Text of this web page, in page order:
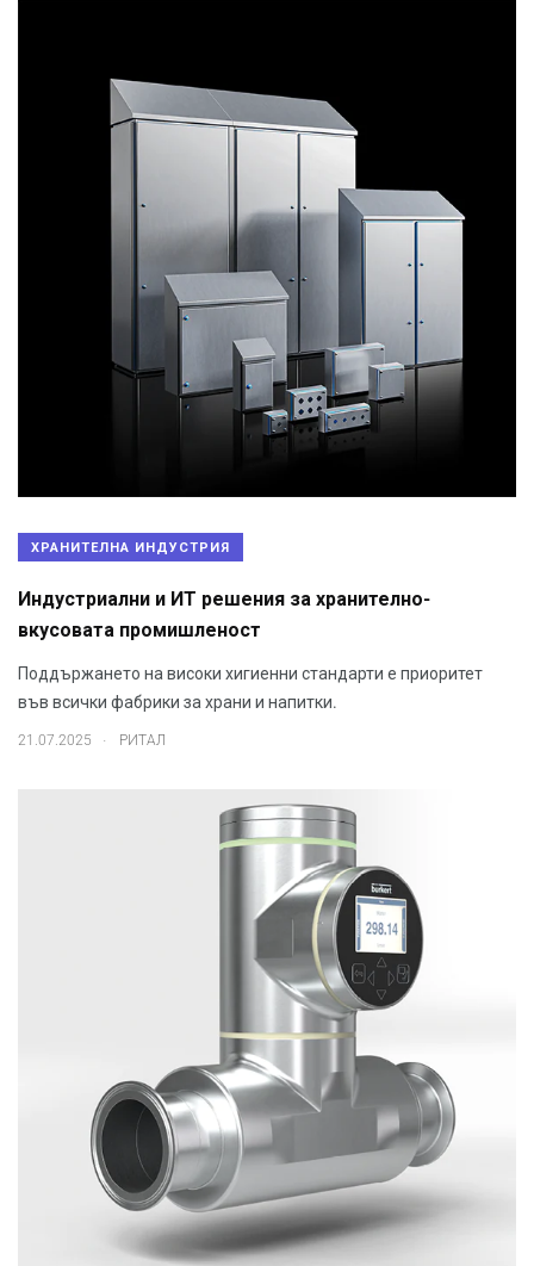
ХРАНИТЕЛНА ИНДУСТРИЯ
Индустриални и ИТ решения за хранително-
вкусовата промишленост
Поддържането на високи хигиенни стандарти е приоритет
във всички фабрики за храни и напитки.
21.07.2025 РИТАЛ